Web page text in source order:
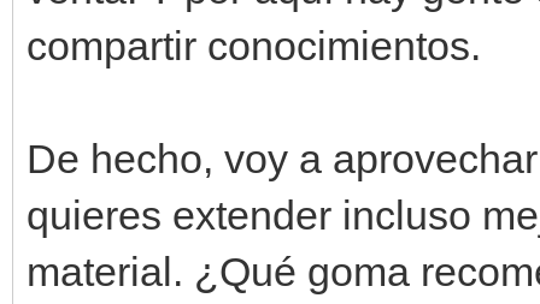
compartir conocimientos.
De hecho, voy a
quieres extender incluso
material. ¿Qué goma